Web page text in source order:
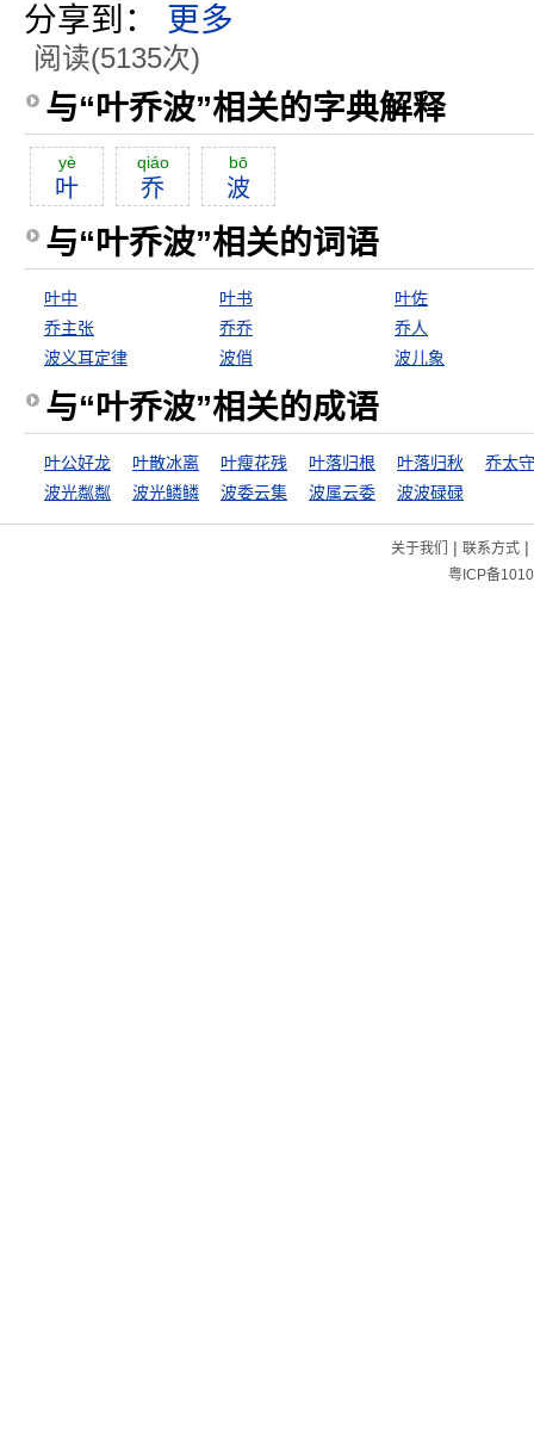
分享到： 更多
阅读(5135次)
与“叶乔波”相关的字典解释
yè
叶
qiáo
乔
bō
波
与“叶乔波”相关的词语
叶中 叶书
叶佐
乔主张
乔乔
乔人
波义耳定律
波俏 波儿象
与“叶乔波”相关的成语
叶公好龙 叶散冰离 叶瘦花残 叶落归根
叶落归秋
波光粼粼
波光鳞鳞 波委云集 波属云委 波波碌碌
关于我们 | 联系方式|
粤ICP备